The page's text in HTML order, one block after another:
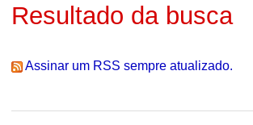
Resultado da busca
Assinar um RSS sempre atualizado.